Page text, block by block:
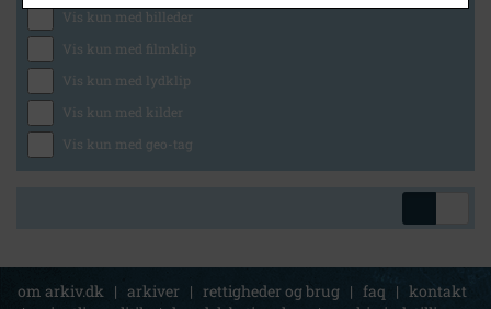
Vis kun med billeder
Vis kun med filmklip
Vis kun med lydklip
Vis kun med kilder
Vis kun med geo-tag
om arkiv.dk | arkiver | rettigheder og brug | faq | kontakt